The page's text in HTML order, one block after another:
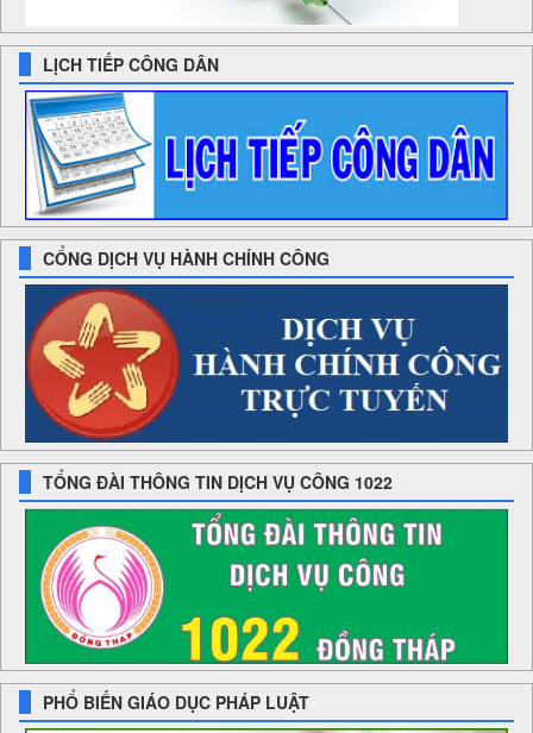
LỊCH TIẾP CÔNG DÂN
CỔNG DỊCH VỤ HÀNH CHÍNH CÔNG
TỔNG ĐÀI THÔNG TIN DỊCH VỤ CÔNG 1022
PHỔ BIẾN GIÁO DỤC PHÁP LUẬT